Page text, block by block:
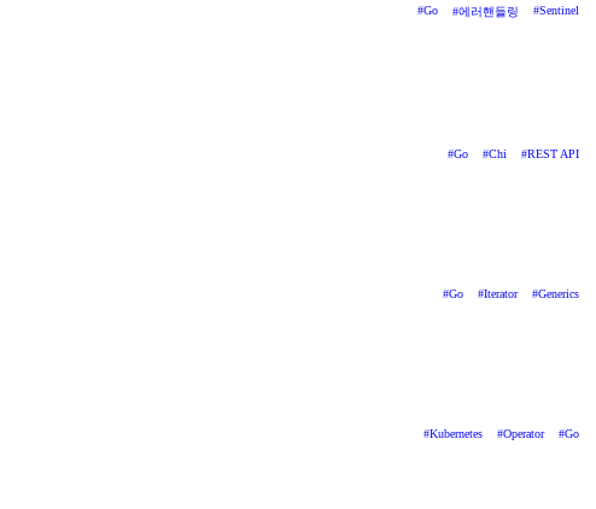
#Go #에러핸들링 #Sentinel
#Go #Chi #REST API
#Go #Iterator #Generics
#Kubernetes #Operator #Go